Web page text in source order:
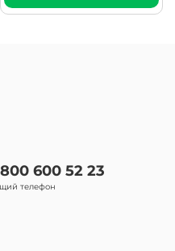
600 52 23
телефон